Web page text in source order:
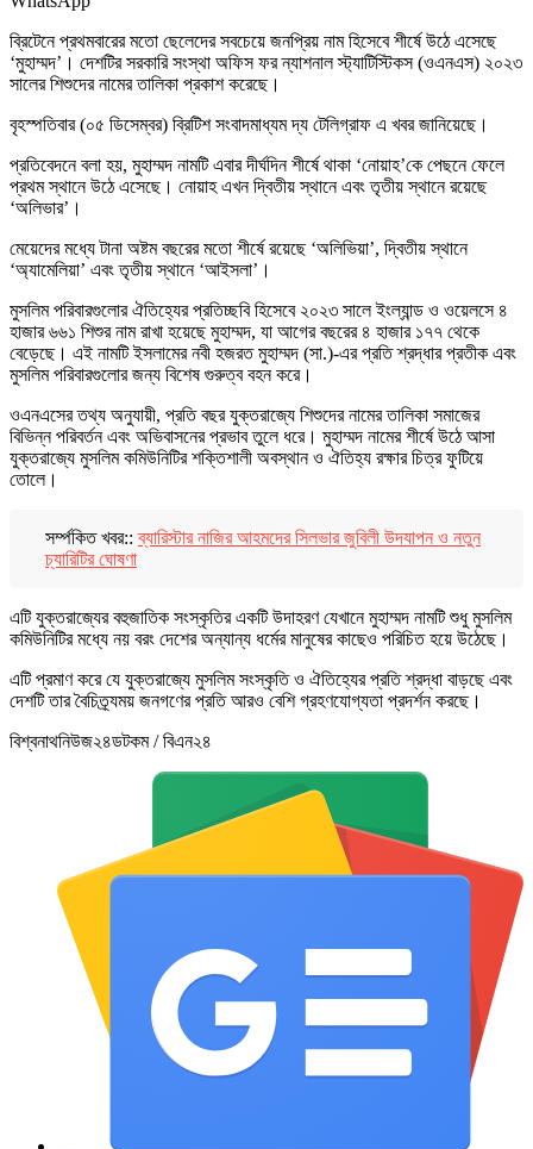
ব্রিটেনে প্রথমবারের মতো ছেলেদের সবচেয়ে জনপ্রিয় নাম হিসেবে শীর্ষে উঠে এসেছে
‘মুহাম্মদ’। দেশটির সরকারি সংস্থা অফিস ফর ন্যাশনাল স্ট্যাটিস্টিকস (ওএনএস) ২০২৩
সালের শিশুদের নামের তালিকা প্রকাশ করেছে।
বৃহস্পতিবার (০৫ ডিসেম্বর) ব্রিটিশ সংবাদমাধ্যম দ্য টেলিগ্রাফ এ খবর জানিয়েছে।
প্রতিবেদনে বলা হয়, মুহাম্মদ নামটি এবার দীর্ঘদিন শীর্ষে থাকা ‘নোয়াহ’কে পেছনে ফেলে
প্রথম স্থানে উঠে এসেছে। নোয়াহ এখন দ্বিতীয় স্থানে এবং তৃতীয় স্থানে রয়েছে
‘অলিভার’।
মেয়েদের মধ্যে টানা অষ্টম বছরের মতো শীর্ষে রয়েছে ‘অলিভিয়া’, দ্বিতীয় স্থানে
‘অ্যামেলিয়া’ এবং তৃতীয় স্থানে ‘আইসলা’।
মুসলিম পরিবারগুলোর ঐতিহ্যের প্রতিচ্ছবি হিসেবে ২০২৩ সালে ইংল্যান্ড ও ওয়েলসে ৪
হাজার ৬৬১ শিশুর নাম রাখা হয়েছে মুহাম্মদ, যা আগের বছরের ৪ হাজার ১৭৭ থেকে
বেড়েছে। এই নামটি ইসলামের নবী হজরত মুহাম্মদ (সা.)-এর প্রতি শ্রদ্ধার প্রতীক এবং
মুসলিম পরিবারগুলোর জন্য বিশেষ গুরুত্ব বহন করে।
ওএনএসের তথ্য অনুযায়ী, প্রতি বছর যুক্তরাজ্যে শিশুদের নামের তালিকা সমাজের
বিভিন্ন পরিবর্তন এবং অভিবাসনের প্রভাব তুলে ধরে। মুহাম্মদ নামের শীর্ষে উঠে আসা
যুক্তরাজ্যে মুসলিম কমিউনিটির শক্তিশালী অবস্থান ও ঐতিহ্য রক্ষার চিত্র ফুটিয়ে
তোলে।
সর্ম্পকিত খবর::ব্যারিস্টার নাজির আহমদের সিলভার জুবিলী উদযাপন ও নতুন
চ্যারিটির ঘোষণা
এটি যুক্তরাজ্যের বহুজাতিক সংস্কৃতির একটি উদাহরণ যেখানে মুহাম্মদ নামটি শুধু মুসলিম
কমিউনিটির মধ্যে নয় বরং দেশের অন্যান্য ধর্মের মানুষের কাছেও পরিচিত হয়ে উঠেছে।
এটি প্রমাণ করে যে যুক্তরাজ্যে মুসলিম সংস্কৃতি ও ঐতিহ্যের প্রতি শ্রদ্ধা বাড়ছে এবং
দেশটি তার বৈচিত্র্যময় জনগণের প্রতি আরও বেশি গ্রহণযোগ্যতা প্রদর্শন করছে।
বিশ্বনাথনিউজ২৪ডটকম / বিএন২৪